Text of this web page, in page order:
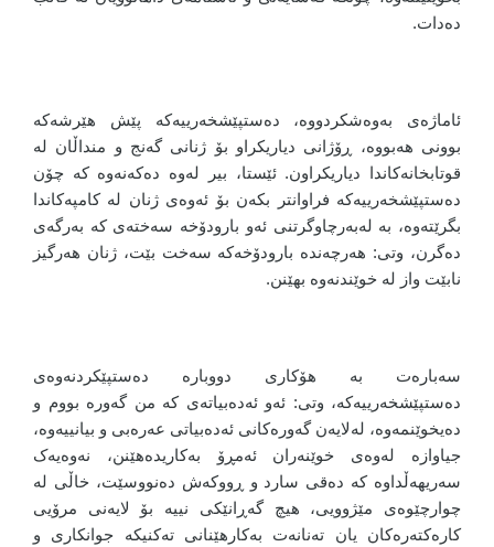
دەدات.
ئاماژەی بەوەشکردووە، دەستپێشخەرییەکە پێش هێرشەکە
بوونی هەبووە، ڕۆژانی دیاریکراو بۆ ژنانی گەنج و منداڵان لە
قوتابخانەکاندا دیاریکراون. ئێستا، بیر لەوە دەکەنەوە کە چۆن
دەستپێشخەرییەکە فراوانتر بکەن بۆ ئەوەی ژنان لە کامپەکاندا
بگرێتەوە، بە لەبەرچاوگرتنی ئەو بارودۆخە سەختەی کە بەرگەی
دەگرن، وتی: هەرچەندە بارودۆخەکە سەخت بێت، ژنان هەرگیز
نابێت واز لە خوێندنەوە بهێنن.
سەبارەت بە هۆکاری دووبارە دەستپێکردنەوەی
دەستپێشخەرییەکە، وتی: ئەو ئەدەبیاتەی کە من گەورە بووم و
دەیخوێنمەوە، لەلایەن گەورەکانی ئەدەبیاتی عەرەبی و بیانییەوە،
جیاوازە لەوەی خوێنەران ئەمڕۆ بەکاریدەهێنن، نەوەیەک
سەریهەڵداوە کە دەقی سارد و ڕووکەش دەنووسێت، خاڵی لە
چوارچێوەی مێژوویی، هیچ گەڕانێکی نییە بۆ لایەنی مرۆیی
کارەکتەرەکان یان تەنانەت بەکارهێنانی تەکنیکە جوانکاری و